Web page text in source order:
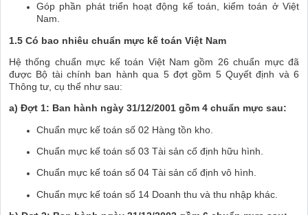
Góp phần phát triển hoạt động kế toán, kiểm toán ở Việt
Nam.
1.5 Có bao nhiêu chuẩn mực kế toán Việt Nam
Hệ thống chuẩn mực kế toán Việt Nam gồm 26 chuẩn mực đã
được Bộ tài chính ban hành qua 5 đợt gồm 5 Quyết định và 6
Thông tư, cụ thể như sau:
a) Đợt 1: Ban hành ngày 31/12/2001 gồm 4 chuẩn mực sau:
Chuẩn mực kế toán số 02 Hàng tồn kho.
Chuẩn mực kế toán số 03 Tài sản cố định hữu hình.
Chuẩn mực kế toán số 04 Tài sản cố định vô hình.
Chuẩn mực kế toán số 14 Doanh thu và thu nhập khác.